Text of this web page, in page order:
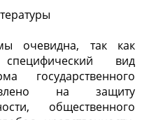
очевидна, так как
вид
государственного
на защиту
общественного